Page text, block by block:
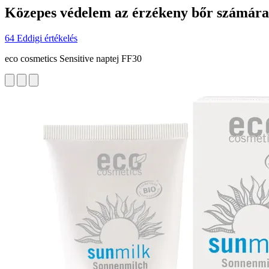
Közepes védelem az érzékeny bőr
64 Eddigi értékelés
eco cosmetics Sensitive naptej FF30